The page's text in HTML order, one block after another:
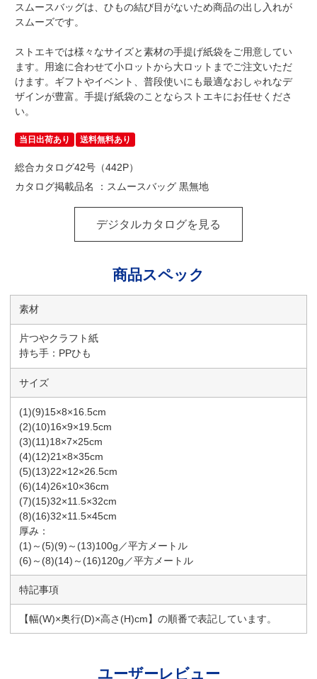
スムースバッグは、ひもの結び目がないため商品の出し入れが
スムーズです。
ストエキでは様々なサイズと素材の手提げ紙袋をご用意してい
ます。用途に合わせて小ロットから大ロットまでご注文いただ
けます。ギフトやイベント、普段使いにも最適なおしゃれなデ
ザインが豊富。手提げ紙袋のことならストエキにお任せくださ
い。
当日出荷あり 送料無料あり
総合カタログ42号（442P）
カタログ掲載品名 ：スムースバッグ 黒無地
デジタルカタログを見る
商品スペック
素材
片つやクラフト紙
持ち手：PPひも
サイズ
(1)(9)15×8×16.5cm
(2)(10)16×9×19.5cm
(3)(11)18×7×25cm
(4)(12)21×8×35cm
(5)(13)22×12×26.5cm
(6)(14)26×10×36cm
(7)(15)32×11.5×32cm
(8)(16)32×11.5×45cm
厚み：
(1)～(5)(9)～(13)100g／平方メートル
(6)～(8)(14)～(16)120g／平方メートル
特記事項
【幅(W)×奥行(D)×高さ(H)cm】の順番で表記しています。
ユーザーレビュー